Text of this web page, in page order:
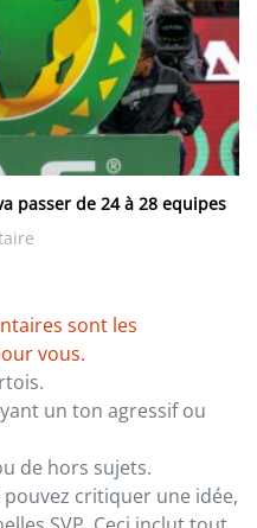
passer de 24 à 28 equipes
sont les
vous.
un ton agressif ou
de hors sujets.
critiquer une idée,